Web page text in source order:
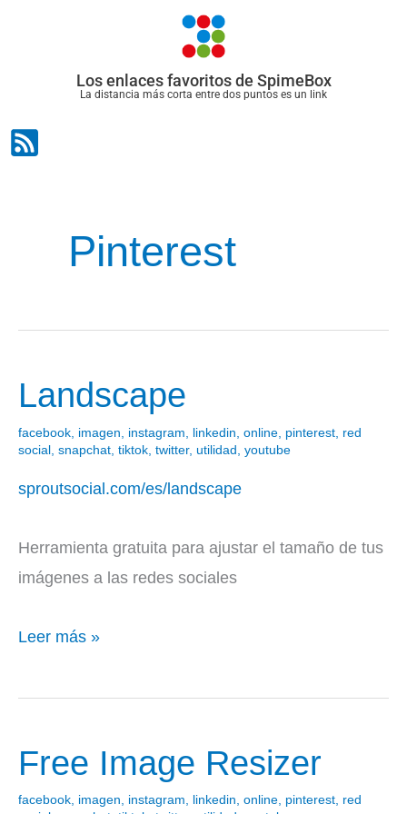
Los enlaces favoritos de SpimeBox
La distancia más corta entre dos puntos es un link
Pinterest
Landscape
facebook imagen instagram linkedin online pinterest red
social snapchat tiktok twitter, utilidad youtube
sproutsocial.com/es/landscape
Herramienta gratuita para ajustar el tamaño de tus
imágenes a las redes sociales
Landscape
Leer más »
Free Image Resizer
facebook, imagen, instagram, linkedin, online, pinterest, red
Free